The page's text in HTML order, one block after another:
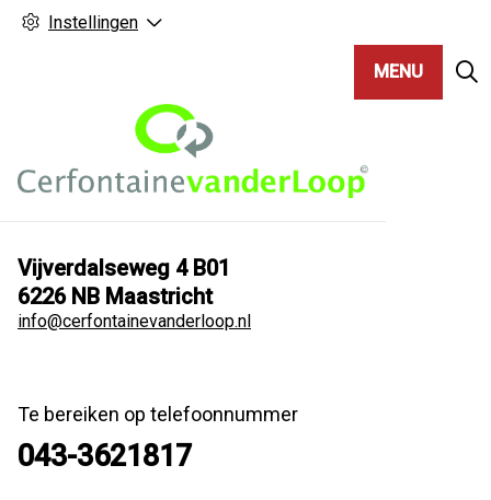
Instellingen
Vijverdalseweg 4 B01
6226 NB Maastricht
info@cerfontainevanderloop.nl
Te bereiken op telefoonnummer
043-3621817
MENU